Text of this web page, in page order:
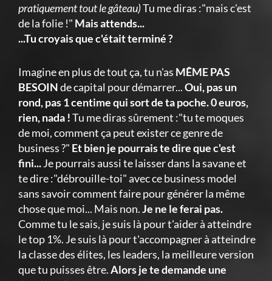
pratiquement tout le gâteau)Tu me diras :"mais c'est
de la folie !" Mais attends...
...Tu croyais que c'était terminé ?
Imagine en plus de tout ça, tu n'as MÊME PAS
BESOINde capital pour démarrer...Oui, pas un
rond, pas 1 centime qui sort de ta poche. 0 euros,
rien, nada !Tu me diras sûrement :"tu te moques
de moi, comment ça peut exister ce genre de
business ?" Et bien je pourrais te dire que c'est
fini...Je pourrais aussi te laisser dans la savane et
te dire :"débrouille-toi" avec ce business model
sans savoir comment faire pour générer la même
chose que moi... Mais non.Je ne le ferai pas.
Comme tu le sais, je suis là pour t'aider à atteindre
le top 1%. Je suis là pour t'accompagner à atteindre
la classe des élites, les leaders, la meilleure version
que tu puisses être.Alors je te demande une